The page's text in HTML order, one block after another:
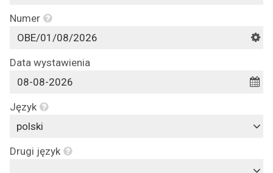
Numer
Data wystawienia
Język
polski
Drugi język